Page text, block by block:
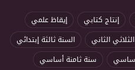
إنتاج كتابي
إيقاظ علمي
الثلاثي الثاني
السنة ثالثة إبتدائي
سنة ثامنة أساسي